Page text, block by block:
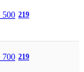
500 219
700 219